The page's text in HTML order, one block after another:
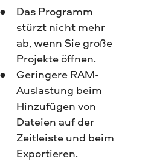
Das Programm
stürzt nicht mehr
ab, wenn Sie große
Projekte öffnen.
Geringere RAM-
Auslastung beim
Hinzufügen von
Dateien auf der
Zeitleiste und beim
Exportieren.